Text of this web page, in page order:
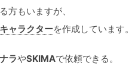
方もいますが、
ャラクターを作成しています。
ラやSKIMAで依頼できる。